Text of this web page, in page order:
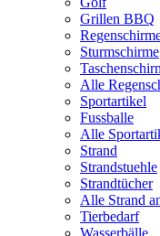
Grillen BBQ
Sturmschirme
Alle
Sportartikel
Fussballe
Alle
Strand
Strandstuehle
Strandtücher
Alle Strand
Tierbedarf
Wasserbälle